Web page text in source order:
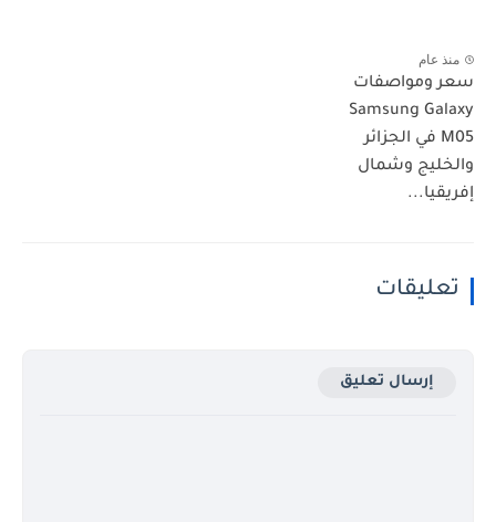
منذ عام
سعر ومواصفات
Samsung Galaxy
M05 في الجزائر
والخليج وشمال
إفريقيا...
تعليقات
إرسال تعليق